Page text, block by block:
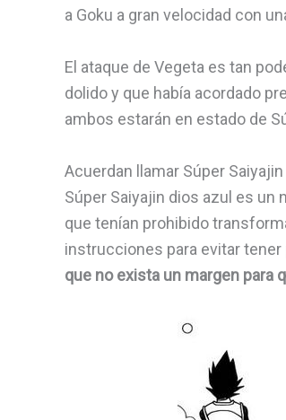
a Goku a gran velocidad con
El ataque de Vegeta es tan
dolido y que había acordado
ambos estarán en estado de
Acuerdan llamar Súper
Súper Saiyajin dios azul es un
que tenían prohibido
instrucciones para evitar tener
que no exista un margen para